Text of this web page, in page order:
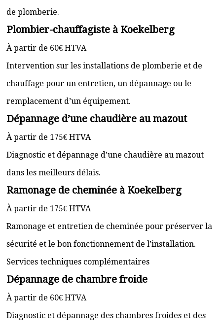
de plomberie.
Plombier-chauffagiste à Koekelberg
À partir de 60€ HTVA
Intervention sur les installations de plomberie et de
chauffage pour un entretien, un dépannage ou le
remplacement d’un équipement.
Dépannage d’une chaudière au mazout
À partir de 175€ HTVA
Diagnostic et dépannage d’une chaudière au mazout
dans les meilleurs délais.
Ramonage de cheminée à Koekelberg
À partir de 175€ HTVA
Ramonage et entretien de cheminée pour préserver la
sécurité et le bon fonctionnement de l’installation.
Services techniques complémentaires
Dépannage de chambre froide
À partir de 60€ HTVA
Diagnostic et dépannage des chambres froides et des